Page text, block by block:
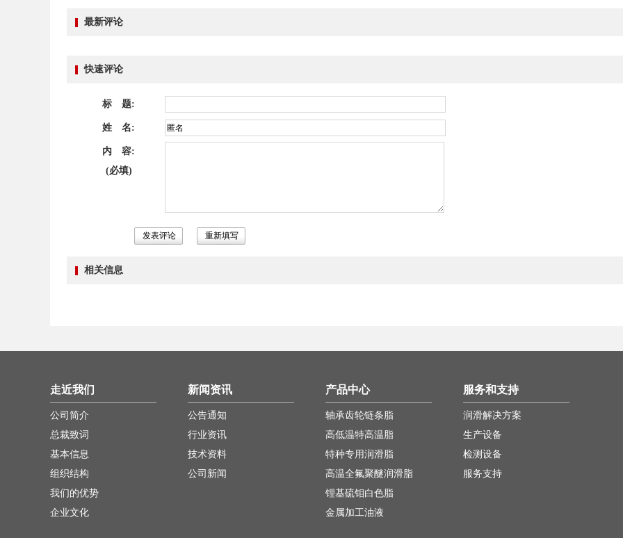
最新评论
快速评论
标 题:
姓 名:
内 容:
(必填)
相关信息
走近我们
公司简介
总裁致词
基本信息
组织结构
我们的优势
企业文化
新闻资讯
公告通知
行业资讯
技术资料
公司新闻
产品中心
轴承齿轮链条脂
高低温特高温脂
特种专用润滑脂
高温全氟聚醚润滑脂
锂基硫钼白色脂
金属加工油液
服务和支持
润滑解决方案
生产设备
检测设备
服务支持